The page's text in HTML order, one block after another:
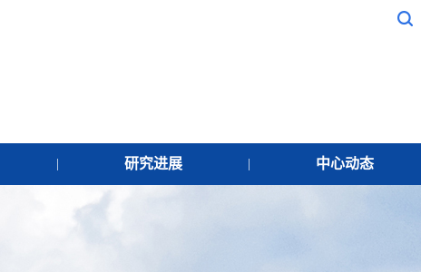
研究进展 中心动态